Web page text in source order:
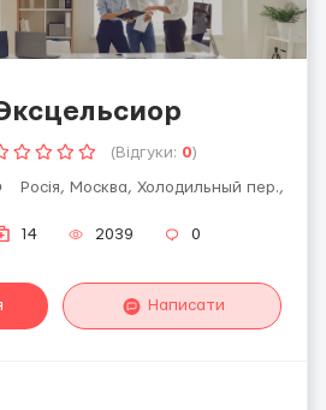
(Відгуки: 0)
Росія, Москва, Холодильный пер.,
14 2039 0
Написати